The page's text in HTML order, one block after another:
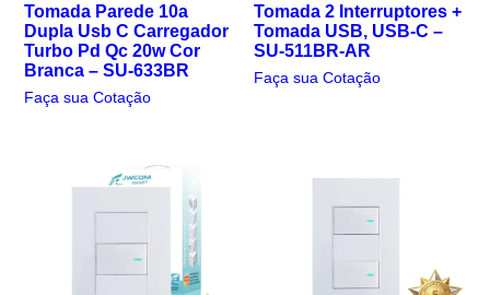
Tomada Parede 10a
Dupla Usb C Carregador
Turbo Pd Qc 20w Cor
Branca – SU-633BR
Faça sua Cotação
Tomada 2 Interruptores +
Tomada USB, USB-C –
SU-511BR-AR
Faça sua Cotação